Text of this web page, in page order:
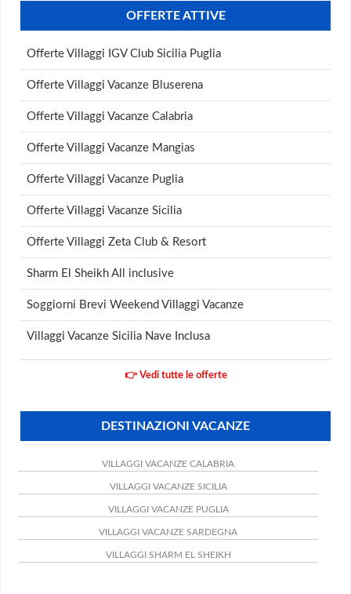
OFFERTE ATTIVE
Offerte Villaggi IGV Club Sicilia Puglia
Offerte Villaggi Vacanze Bluserena
Offerte Villaggi Vacanze Calabria
Offerte Villaggi Vacanze Mangias
Offerte Villaggi Vacanze Puglia
Offerte Villaggi Vacanze Sicilia
Offerte Villaggi Zeta Club & Resort
Sharm El Sheikh All inclusive
Soggiorni Brevi Weekend Villaggi Vacanze
Villaggi Vacanze Sicilia Nave Inclusa
👉 Vedi tutte le offerte
DESTINAZIONI VACANZE
VILLAGGI VACANZE CALABRIA
VILLAGGI VACANZE SICILIA
VILLAGGI VACANZE PUGLIA
VILLAGGI VACANZE SARDEGNA
VILLAGGI SHARM EL SHEIKH